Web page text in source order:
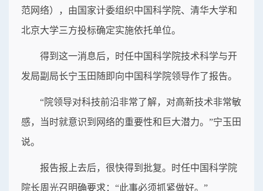
范网络），由国家计委组织中国科学院、清华大学和
北京大学三方投标确定实施依托单位。
得到这一消息后，时任中国科学院技术科学与开
发局副局长宁玉田随即向中国科学院领导作了报告。
“院领导对科技前沿非常了解，对高新技术非常敏
感，当时就意识到网络的重要性和巨大潜力。”宁玉田
说。
报告报上去后，很快得到批复。时任中国科学院
院长周光召明确要求：“此事必须抓紧做好。”